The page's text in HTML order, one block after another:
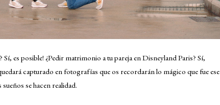
es posible! ¿Pedir matrimonio a tu pareja en Disneyland Paris? Sí,
capturado en fotografías que os recordarán lo mágico que fue ese
se hacen realidad.